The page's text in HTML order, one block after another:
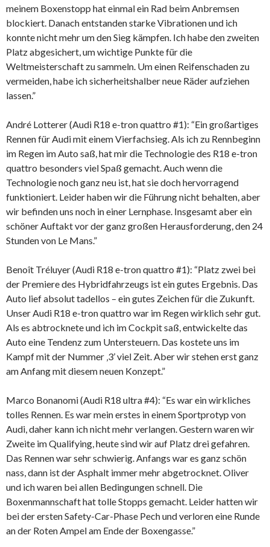
meinem Boxenstopp hat einmal ein Rad beim Anbremsen
blockiert. Danach entstanden starke Vibrationen und ich
konnte nicht mehr um den Sieg kämpfen. Ich habe den zweiten
Platz abgesichert, um wichtige Punkte für die
Weltmeisterschaft zu sammeln. Um einen Reifenschaden zu
vermeiden, habe ich sicherheitshalber neue Räder aufziehen
lassen.”
André Lotterer (Audi R18 e-tron quattro #1): “Ein großartiges
Rennen für Audi mit einem Vierfachsieg. Als ich zu Rennbeginn
im Regen im Auto saß, hat mir die Technologie des R18 e-tron
quattro besonders viel Spaß gemacht. Auch wenn die
Technologie noch ganz neu ist, hat sie doch hervorragend
funktioniert. Leider haben wir die Führung nicht behalten, aber
wir befinden uns noch in einer Lernphase. Insgesamt aber ein
schöner Auftakt vor der ganz großen Herausforderung, den 24
Stunden von Le Mans.”
Benoît Tréluyer (Audi R18 e-tron quattro #1): “Platz zwei bei
der Premiere des Hybridfahrzeugs ist ein gutes Ergebnis. Das
Auto lief absolut tadellos – ein gutes Zeichen für die Zukunft.
Unser Audi R18 e-tron quattro war im Regen wirklich sehr gut.
Als es abtrocknete und ich im Cockpit saß, entwickelte das
Auto eine Tendenz zum Untersteuern. Das kostete uns im
Kampf mit der Nummer ‚3’ viel Zeit. Aber wir stehen erst ganz
am Anfang mit diesem neuen Konzept.”
Marco Bonanomi (Audi R18 ultra #4): “Es war ein wirkliches
tolles Rennen. Es war mein erstes in einem Sportprotyp von
Audi, daher kann ich nicht mehr verlangen. Gestern waren wir
Zweite im Qualifying, heute sind wir auf Platz drei gefahren.
Das Rennen war sehr schwierig. Anfangs war es ganz schön
nass, dann ist der Asphalt immer mehr abgetrocknet. Oliver
und ich waren bei allen Bedingungen schnell. Die
Boxenmannschaft hat tolle Stopps gemacht. Leider hatten wir
bei der ersten Safety-Car-Phase Pech und verloren eine Runde
an der Roten Ampel am Ende der Boxengasse.”